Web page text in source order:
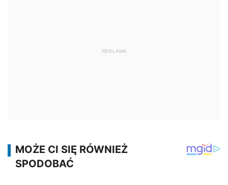
REKLAMA